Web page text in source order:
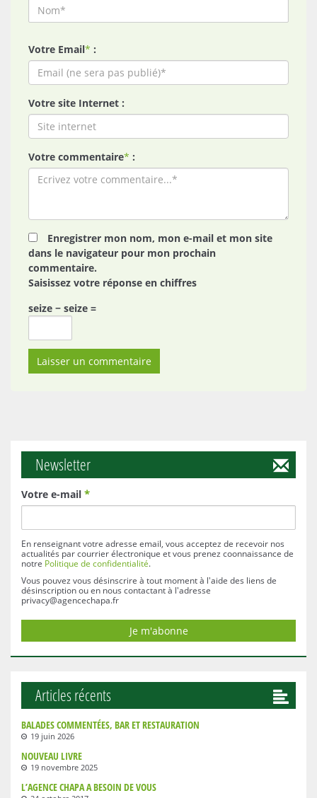
Votre Email* :
Votre site Internet :
Votre commentaire* :
Enregistrer mon nom, mon e-mail et mon site
dans le navigateur pour mon prochain
commentaire.
Saisissez votre réponse en chiffres
seize − seize =
Newsletter
Votre e-mail *
En renseignant votre adresse email, vous acceptez de recevoir nos
actualités par courrier électronique et vous prenez coonnaissance de
notre Politique de confidentialité.
Vous pouvez vous désinscrire à tout moment à l'aide des liens de
désinscription ou en nous contactant à l'adresse
privacy@agencechapa.fr
Articles récents
BALADES COMMENTÉES, BAR ET RESTAURATION
19 juin 2026
NOUVEAU LIVRE
19 novembre 2025
L’AGENCE CHAPA A BESOIN DE VOUS